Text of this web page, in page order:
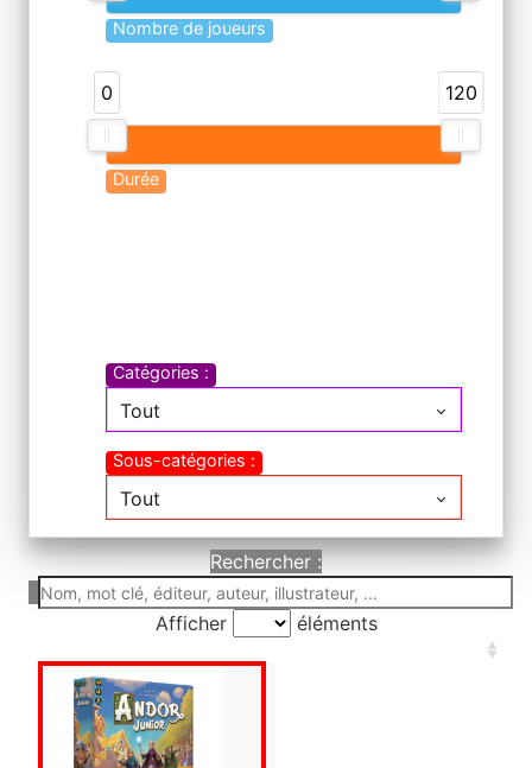
Actualités
Horaires & Contact
Nombre de joueurs
0 120
Durée
Catégories :
Tout
Sous-catégories :
Tout
Rechercher :
Afficher éléments